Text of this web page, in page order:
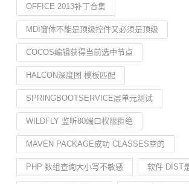
OFFICE 2013补丁合集
MDI窗体不能是顶级控件又必须是顶级
COCOS编辑获得当前选中节点
HALCON深度图 模板匹配
SPRINGBOOTSERVICE层单元测试
WILDFLY 监听80端口权限拒绝
MAVEN PACKAGE成功 CLASSES空的
PHP 数组查询大小写不敏感 软件 DIST